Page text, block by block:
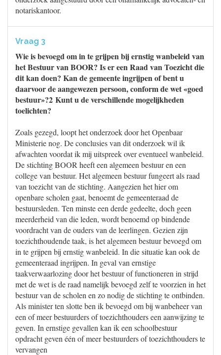
notariskantoor.
Vraag 3
Wie is bevoegd om in te grijpen bij ernstig wanbeleid van
het Bestuur van BOOR? Is er een Raad van Toezicht die
dit kan doen? Kan de gemeente ingrijpen of bent u
daarvoor de aangewezen persoon, conform de wet «goed
bestuur»?2 Kunt u de verschillende mogelijkheden
toelichten?
Zoals gezegd, loopt het onderzoek door het Openbaar
Ministerie nog. De conclusies van dit onderzoek wil ik
afwachten voordat ik mij uitspreek over eventueel wanbeleid.
De stichting BOOR heeft een algemeen bestuur en een
college van bestuur. Het algemeen bestuur fungeert als raad
van toezicht van de stichting. Aangezien het hier om
openbare scholen gaat, benoemt de gemeenteraad de
bestuursleden. Ten minste een derde gedeelte, doch geen
meerderheid van die leden, wordt benoemd op bindende
voordracht van de ouders van de leerlingen. Gezien zijn
toezichthoudende taak, is het algemeen bestuur bevoegd om
in te grijpen bij ernstig wanbeleid. In die situatie kan ook de
gemeenteraad ingrijpen. In geval van ernstige
taakverwaarlozing door het bestuur of functioneren in strijd
met de wet is de raad namelijk bevoegd zelf te voorzien in het
bestuur van de scholen en zo nodig de stichting te ontbinden.
Als minister ten slotte ben ik bevoegd om bij wanbeheer van
een of meer bestuurders of toezichthouders een aanwijzing te
geven. In ernstige gevallen kan ik een schoolbestuur
opdracht geven één of meer bestuurders of toezichthouders te
vervangen